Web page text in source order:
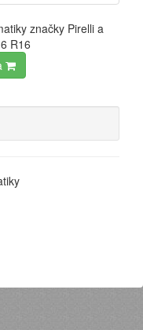
značky Pirelli a
R16